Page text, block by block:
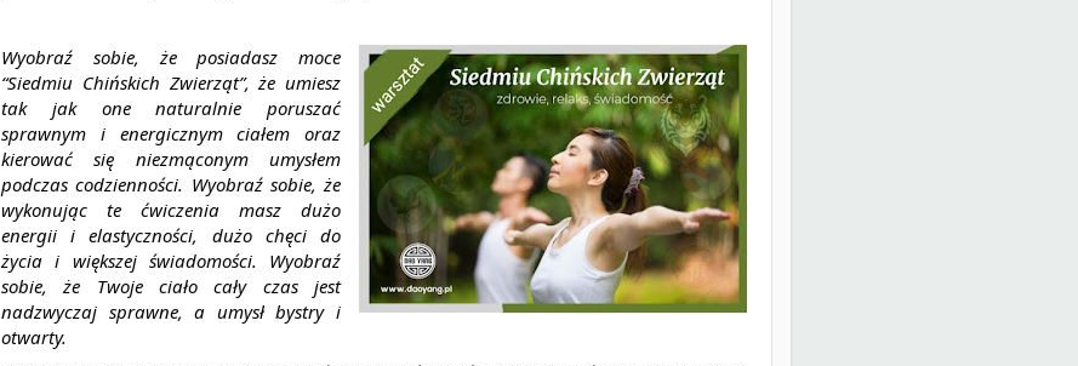
Wyobraź sobie, że posiadasz moce
“Siedmiu Chińskich Zwierząt”, że umiesz
tak jak one naturalnie poruszać
sprawnym i energicznym ciałem oraz
kierować się niezmąconym umysłem
podczas codzienności. Wyobraź sobie, że
wykonując te ćwiczenia masz dużo
energii i elastyczności, dużo chęci do
życia i większej świadomości. Wyobraź
sobie, że Twoje ciało cały czas jest
nadzwyczaj sprawne, a umysł bystry i
otwarty.